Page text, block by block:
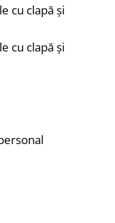
cu clapă și
cu clapă și